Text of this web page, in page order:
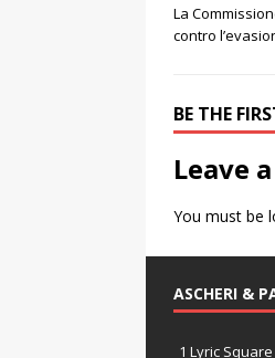
La
contro
BE THE
Leave
You must be
ASCHERI &
1 Lyric Square